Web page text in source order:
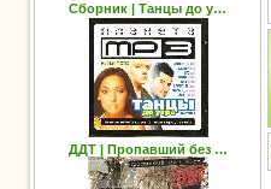
Сборник | Танцы до у…
ДДТ | Пропавший без …